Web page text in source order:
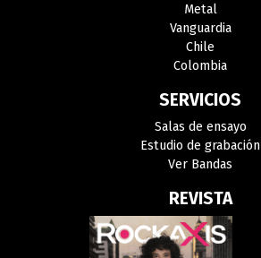
Metal
Vanguardia
Chile
Colombia
SERVICIOS
Salas de ensayo
Estudio de grabación
Ver Bandas
REVISTA